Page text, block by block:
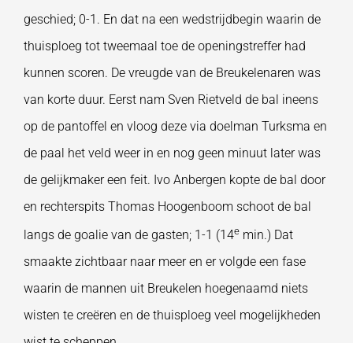
geschied; 0-1. En dat na een wedstrijdbegin waarin de
thuisploeg tot tweemaal toe de openingstreffer had
kunnen scoren. De vreugde van de Breukelenaren was
van korte duur. Eerst nam Sven Rietveld de bal ineens
op de pantoffel en vloog deze via doelman Turksma en
de paal het veld weer in en nog geen minuut later was
de gelijkmaker een feit. Ivo Anbergen kopte de bal door
en rechterspits Thomas Hoogenboom schoot de bal
langs de goalie van de gasten; 1-1 (14e min.) Dat
smaakte zichtbaar naar meer en er volgde een fase
waarin de mannen uit Breukelen hoegenaamd niets
wisten te creëren en de thuisploeg veel mogelijkheden